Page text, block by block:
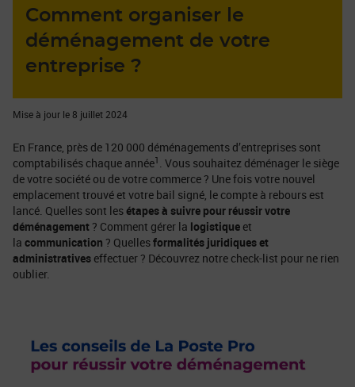
Comment organiser le
déménagement de votre
entreprise ?
Mise à jour le 8 juillet 2024
En France, près de 120 000 déménagements d’entreprises sont
comptabilisés chaque année1 . Vous souhaitez déménager le siège
de votre société ou de votre commerce ? Une fois votre nouvel
emplacement trouvé et votre bail signé, le compte à rebours est
lancé. Quelles sont lesétapes à suivre pour réussir votre
déménagement? Comment gérer la logistique et
la communication ? Quellesformalités juridiques et
administratives effectuer ? Découvrez notre check-list pour ne rien
oublier.